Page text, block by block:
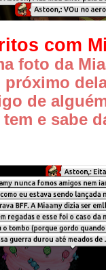
com
foto da
de
e sabe